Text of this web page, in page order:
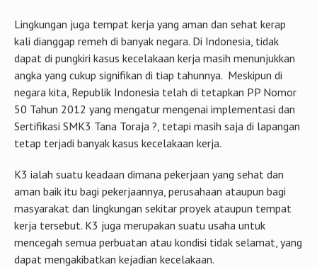
Lingkungan juga tempat kerja yang aman dan sehat kerap
kali dianggap remeh di banyak negara. Di Indonesia, tidak
dapat di pungkiri kasus kecelakaan kerja masih menunjukkan
angka yang cukup signifikan di tiap tahunnya. Meskipun di
negara kita, Republik Indonesia telah di tetapkan PP Nomor
50 Tahun 2012 yang mengatur mengenai implementasi dan
Sertifikasi SMK3 Tana Toraja ?, tetapi masih saja di lapangan
tetap terjadi banyak kasus kecelakaan kerja.
K3 ialah suatu keadaan dimana pekerjaan yang sehat dan
aman baik itu bagi pekerjaannya, perusahaan ataupun bagi
masyarakat dan lingkungan sekitar proyek ataupun tempat
kerja tersebut. K3 juga merupakan suatu usaha untuk
mencegah semua perbuatan atau kondisi tidak selamat, yang
dapat mengakibatkan kejadian kecelakaan.